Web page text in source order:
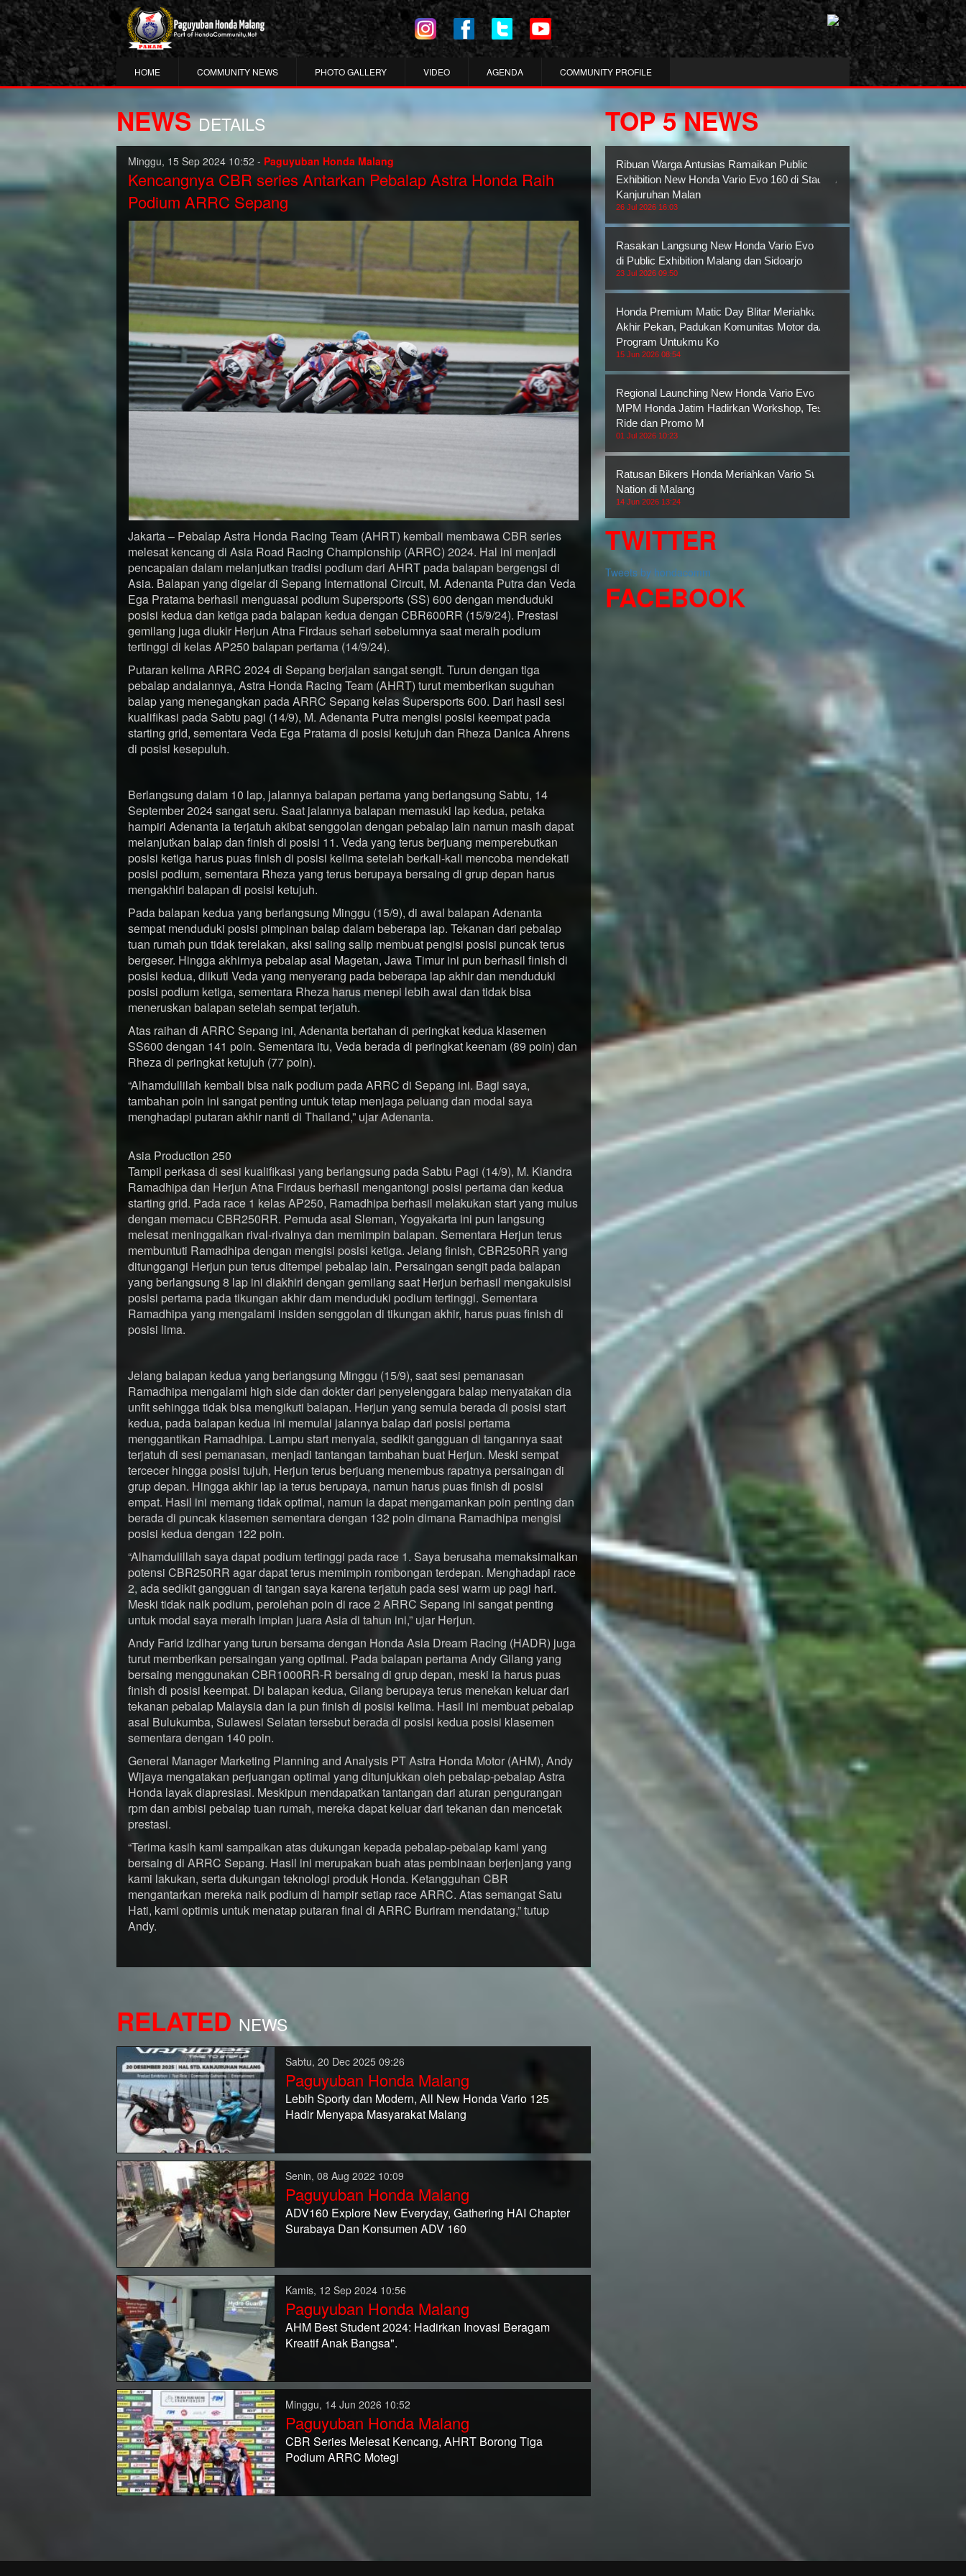
HOME COMMUNITY NEWS PHOTO GALLERY VIDEO AGENDA COMMUNITY PROFILE
NEWS DETAILS
Minggu, 15 Sep 2024 10:52 - Paguyuban Honda Malang
Kencangnya CBR series Antarkan Pebalap Astra Honda Raih
Podium ARRC Sepang
Jakarta – Pebalap Astra Honda Racing Team (AHRT) kembali membawa CBR series
melesat kencang di Asia Road Racing Championship (ARRC) 2024. Hal ini menjadi
pencapaian dalam melanjutkan tradisi podium dari AHRT pada balapan bergengsi di
Asia. Balapan yang digelar di Sepang International Circuit, M. Adenanta Putra dan Veda
Ega Pratama berhasil menguasai podium Supersports (SS) 600 dengan menduduki
posisi kedua dan ketiga pada balapan kedua dengan CBR600RR (15/9/24). Prestasi
gemilang juga diukir Herjun Atna Firdaus sehari sebelumnya saat meraih podium
tertinggi di kelas AP250 balapan pertama (14/9/24).
Putaran kelima ARRC 2024 di Sepang berjalan sangat sengit. Turun dengan tiga
pebalap andalannya, Astra Honda Racing Team (AHRT) turut memberikan suguhan
balap yang menegangkan pada ARRC Sepang kelas Supersports 600. Dari hasil sesi
kualifikasi pada Sabtu pagi (14/9), M. Adenanta Putra mengisi posisi keempat pada
starting grid, sementara Veda Ega Pratama di posisi ketujuh dan Rheza Danica Ahrens
di posisi kesepuluh.
Berlangsung dalam 10 lap, jalannya balapan pertama yang berlangsung Sabtu, 14
September 2024 sangat seru. Saat jalannya balapan memasuki lap kedua, petaka
hampiri Adenanta ia terjatuh akibat senggolan dengan pebalap lain namun masih dapat
melanjutkan balap dan finish di posisi 11. Veda yang terus berjuang memperebutkan
posisi ketiga harus puas finish di posisi kelima setelah berkali-kali mencoba mendekati
posisi podium, sementara Rheza yang terus berupaya bersaing di grup depan harus
mengakhiri balapan di posisi ketujuh.
Pada balapan kedua yang berlangsung Minggu (15/9), di awal balapan Adenanta
sempat menduduki posisi pimpinan balap dalam beberapa lap. Tekanan dari pebalap
tuan rumah pun tidak terelakan, aksi saling salip membuat pengisi posisi puncak terus
bergeser. Hingga akhirnya pebalap asal Magetan, Jawa Timur ini pun berhasil finish di
posisi kedua, diikuti Veda yang menyerang pada beberapa lap akhir dan menduduki
posisi podium ketiga, sementara Rheza harus menepi lebih awal dan tidak bisa
meneruskan balapan setelah sempat terjatuh.
Atas raihan di ARRC Sepang ini, Adenanta bertahan di peringkat kedua klasemen
SS600 dengan 141 poin. Sementara itu, Veda berada di peringkat keenam (89 poin) dan
Rheza di peringkat ketujuh (77 poin).
“Alhamdullilah kembali bisa naik podium pada ARRC di Sepang ini. Bagi saya,
tambahan poin ini sangat penting untuk tetap menjaga peluang dan modal saya
menghadapi putaran akhir nanti di Thailand,” ujar Adenanta.
Asia Production 250
Tampil perkasa di sesi kualifikasi yang berlangsung pada Sabtu Pagi (14/9), M. Kiandra
Ramadhipa dan Herjun Atna Firdaus berhasil mengantongi posisi pertama dan kedua
starting grid. Pada race 1 kelas AP250, Ramadhipa berhasil melakukan start yang mulus
dengan memacu CBR250RR. Pemuda asal Sleman, Yogyakarta ini pun langsung
melesat meninggalkan rival-rivalnya dan memimpin balapan. Sementara Herjun terus
membuntuti Ramadhipa dengan mengisi posisi ketiga. Jelang finish, CBR250RR yang
ditunggangi Herjun pun terus ditempel pebalap lain. Persaingan sengit pada balapan
yang berlangsung 8 lap ini diakhiri dengan gemilang saat Herjun berhasil mengakuisisi
posisi pertama pada tikungan akhir dam menduduki podium tertinggi. Sementara
Ramadhipa yang mengalami insiden senggolan di tikungan akhir, harus puas finish di
posisi lima.
Jelang balapan kedua yang berlangsung Minggu (15/9), saat sesi pemanasan
Ramadhipa mengalami high side dan dokter dari penyelenggara balap menyatakan dia
unfit sehingga tidak bisa mengikuti balapan. Herjun yang semula berada di posisi start
kedua, pada balapan kedua ini memulai jalannya balap dari posisi pertama
menggantikan Ramadhipa. Lampu start menyala, sedikit gangguan di tangannya saat
terjatuh di sesi pemanasan, menjadi tantangan tambahan buat Herjun. Meski sempat
tercecer hingga posisi tujuh, Herjun terus berjuang menembus rapatnya persaingan di
grup depan. Hingga akhir lap ia terus berupaya, namun harus puas finish di posisi
empat. Hasil ini memang tidak optimal, namun ia dapat mengamankan poin penting dan
berada di puncak klasemen sementara dengan 132 poin dimana Ramadhipa mengisi
posisi kedua dengan 122 poin.
“Alhamdulillah saya dapat podium tertinggi pada race 1. Saya berusaha memaksimalkan
potensi CBR250RR agar dapat terus memimpin rombongan terdepan. Menghadapi race
2, ada sedikit gangguan di tangan saya karena terjatuh pada sesi warm up pagi hari.
Meski tidak naik podium, perolehan poin di race 2 ARRC Sepang ini sangat penting
untuk modal saya meraih impian juara Asia di tahun ini,” ujar Herjun.
Andy Farid Izdihar yang turun bersama dengan Honda Asia Dream Racing (HADR) juga
turut memberikan persaingan yang optimal. Pada balapan pertama Andy Gilang yang
bersaing menggunakan CBR1000RR-R bersaing di grup depan, meski ia harus puas
finish di posisi keempat. Di balapan kedua, Gilang berupaya terus menekan keluar dari
tekanan pebalap Malaysia dan ia pun finish di posisi kelima. Hasil ini membuat pebalap
asal Bulukumba, Sulawesi Selatan tersebut berada di posisi kedua posisi klasemen
sementara dengan 140 poin.
General Manager Marketing Planning and Analysis PT Astra Honda Motor (AHM), Andy
Wijaya mengatakan perjuangan optimal yang ditunjukkan oleh pebalap-pebalap Astra
Honda layak diapresiasi. Meskipun mendapatkan tantangan dari aturan pengurangan
rpm dan ambisi pebalap tuan rumah, mereka dapat keluar dari tekanan dan mencetak
prestasi.
“Terima kasih kami sampaikan atas dukungan kepada pebalap-pebalap kami yang
bersaing di ARRC Sepang. Hasil ini merupakan buah atas pembinaan berjenjang yang
kami lakukan, serta dukungan teknologi produk Honda. Ketangguhan CBR
mengantarkan mereka naik podium di hampir setiap race ARRC. Atas semangat Satu
Hati, kami optimis untuk menatap putaran final di ARRC Buriram mendatang,” tutup
Andy.
RELATED NEWS
Sabtu, 20 Dec 2025 09:26
Paguyuban Honda Malang
Lebih Sporty dan Modern, All New Honda Vario 125
Hadir Menyapa Masyarakat Malang
Senin, 08 Aug 2022 10:09
Paguyuban Honda Malang
ADV160 Explore New Everyday, Gathering HAI Chapter
Surabaya Dan Konsumen ADV 160
Kamis, 12 Sep 2024 10:56
Paguyuban Honda Malang
AHM Best Student 2024: Hadirkan Inovasi Beragam
Kreatif Anak Bangsa".
Minggu, 14 Jun 2026 10:52
Paguyuban Honda Malang
CBR Series Melesat Kencang, AHRT Borong Tiga
Podium ARRC Motegi
TOP 5 NEWS
Ribuan Warga Antusias Ramaikan Public
Exhibition New Honda Vario Evo 160 di Stadion
Kanjuruhan Malan
26 Jul 2026 16:03
Rasakan Langsung New Honda Vario Evo 160
di Public Exhibition Malang dan Sidoarjo
23 Jul 2026 09:50
Honda Premium Matic Day Blitar Meriahkan
Akhir Pekan, Padukan Komunitas Motor dan
Program Untukmu Ko
15 Jun 2026 08:54
Regional Launching New Honda Vario Evo 160,
MPM Honda Jatim Hadirkan Workshop, Test
Ride dan Promo M
01 Jul 2026 10:23
Ratusan Bikers Honda Meriahkan Vario Street
Nation di Malang
14 Jun 2026 13:24
TWITTER
Tweets by hondacomm
FACEBOOK